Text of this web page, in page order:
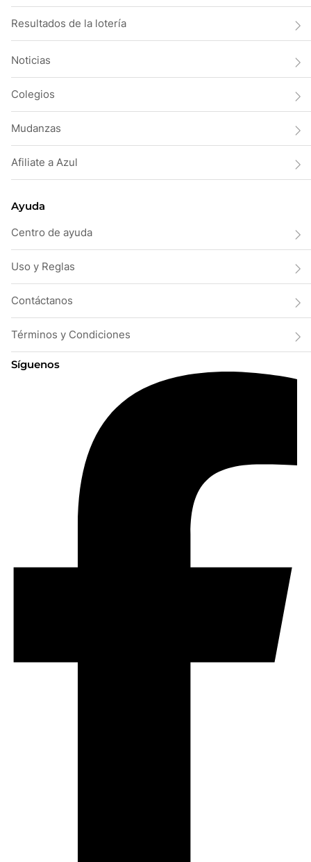
Resultados de la lotería
Noticias
Colegios
Mudanzas
Afiliate a Azul
Ayuda
Centro de ayuda
Uso y Reglas
Contáctanos
Términos y Condiciones
Síguenos